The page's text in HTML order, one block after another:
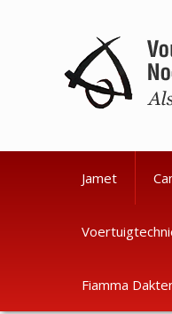
Jamet
Fiamma